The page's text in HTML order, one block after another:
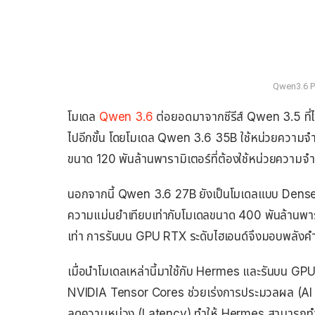
Qwen3.6
โมเดล Qwen 3.6 ต่อยอดมาจากซีรีส์ Qwen 3.5 ที่ไ
ไปอีกขั้น โดยโมเดล Qwen 3.6 35B ใช้หน่วยความ
ขนาด 120 พันล้านพารามิเตอร์ที่ต้องใช้หน่วยความจ
นอกจากนี้ Qwen 3.6 27B ยังเป็นโมเดลแบบ
ความแม่นยำเทียบเท่ากับโมเดลขนาด 400 พันล้าน
เท่า การรันบน GPU RTX ระดับไฮเอนด์จึงมอบพลัง
เมื่อนำโมเดลเหล่านี้มาใช้กับ Hermes และรันบน
NVIDIA Tensor Cores ช่วยเร่งการประมวลผล